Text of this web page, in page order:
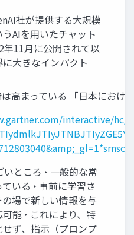
社が提供する大規模
AIを用いたチャット
年11月に公開されて以
大きなインパクト
高まっている 「日本にお
interactive/hc/
ところ ‣ 一般的な常
いる ‣ 事前に学習さ
場で新しい情報を与
能 ‣ これにより、特
ず、指示（プロンプ